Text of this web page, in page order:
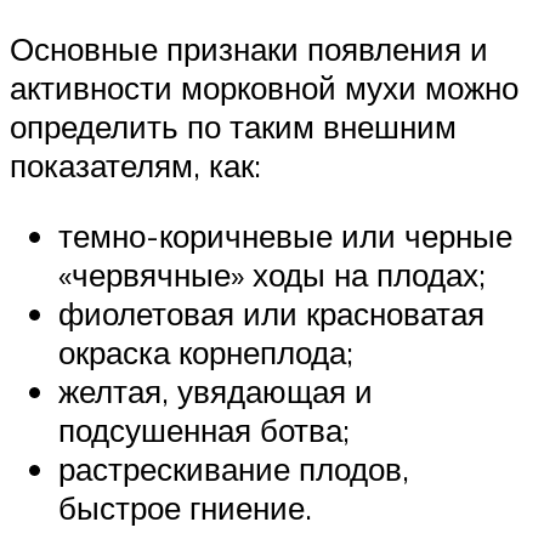
Основные признаки появления и
активности морковной мухи можно
определить по таким внешним
показателям, как:
темно-коричневые или черные
«червячные» ходы на плодах;
фиолетовая или красноватая
окраска корнеплода;
желтая, увядающая и
подсушенная ботва;
растрескивание плодов,
быстрое гниение.